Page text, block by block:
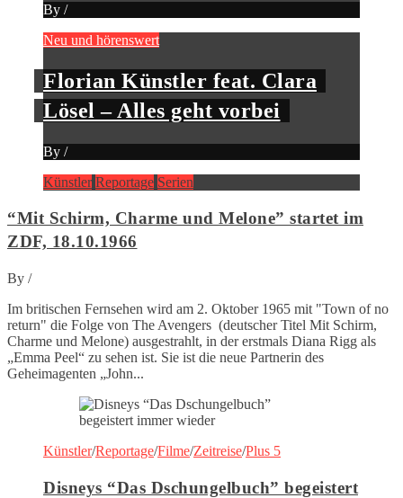
By /
Neu und hörenswert
Florian Künstler feat. Clara
Lösel – Alles geht vorbei
By /
Künstler Reportage Serien
“Mit Schirm, Charme und Melone” startet im
ZDF, 18.10.1966
By /
Im britischen Fernsehen wird am 2. Oktober 1965 mit "Town of no
return" die Folge von The Avengers (deutscher Titel Mit Schirm,
Charme und Melone) ausgestrahlt, in der erstmals Diana Rigg als
„Emma Peel“ zu sehen ist. Sie ist die neue Partnerin des
Geheimagenten „John...
Künstler/Reportage/Filme/Zeitreise/Plus 5
Disneys “Das Dschungelbuch” begeistert